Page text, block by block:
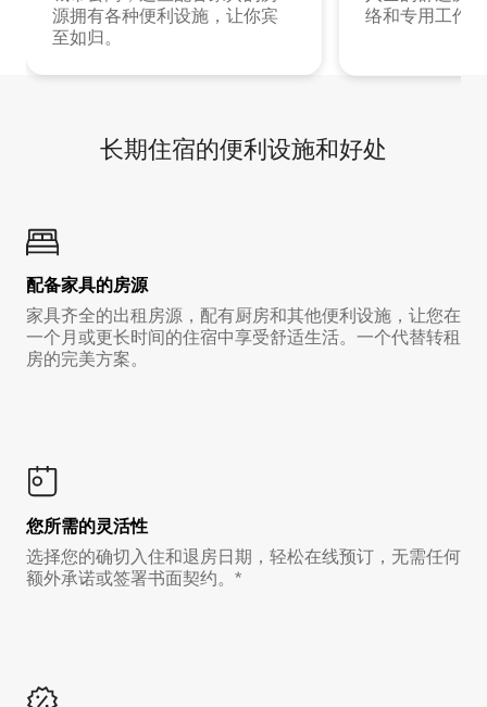
源拥有各种便利设施，让你宾
至如归。
络和专用工作
长期住宿的便利设施和好处
配备家具的房源
家具齐全的出租房源，配有厨房和其他便利设施，让您在
一个月或更长时间的住宿中享受舒适生活。一个代替转租
房的完美方案。
您所需的灵活性
选择您的确切入住和退房日期，轻松在线预订，无需任何
额外承诺或签署书面契约。*